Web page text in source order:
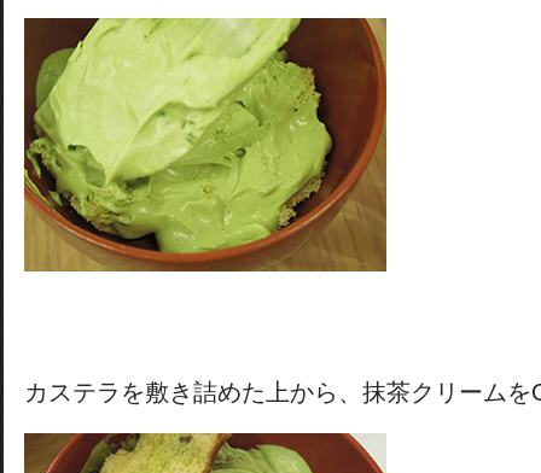
カステラを敷き詰めた上から、抹茶クリームを